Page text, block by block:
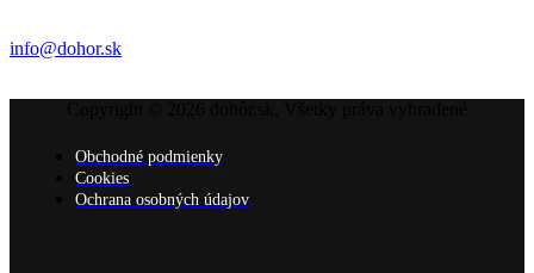
info@dohor.sk
Obchodné podmienky
Cookies
Ochrana osobných údajov